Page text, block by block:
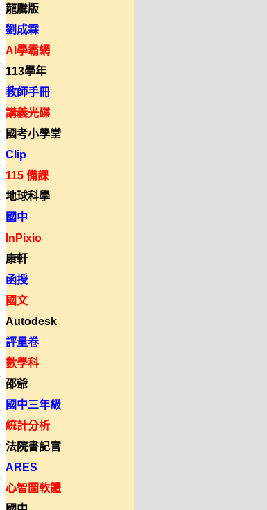
龍騰版
劉成霖
AI學霸網
113學年
教師手冊
講義光碟
國考小學堂
Clip
115 備課
地球科學
國中
InPixio
康軒
函授
國文
Autodesk
評量卷
數學科
邵爺
國中三年級
統計分析
法院書記官
ARES
心智圖軟體